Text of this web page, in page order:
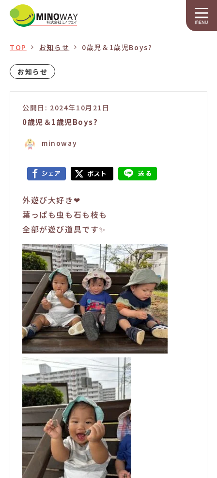
TOP お知らせ 0歳児＆1歳児Boys?
お知らせ
公開日: 2024年10月21日
0歳児＆1歳児Boys?
minoway
外遊び大好き❤
葉っぱも虫も石も枝も
全部が遊び道具です✨